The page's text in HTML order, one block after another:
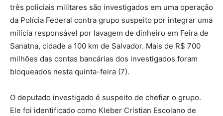
três policiais militares são investigados em uma operação
da Polícia Federal contra grupo suspeito por integrar uma
milícia responsável por lavagem de dinheiro em Feira de
Sanatna, cidade a 100 km de Salvador. Mais de R$ 700
milhões das contas bancárias dos investigados foram
bloqueados nesta quinta-feira (7).
O deputado investigado é suspeito de chefiar o grupo.
Ele foi identificado como Kleber Cristian Escolano de